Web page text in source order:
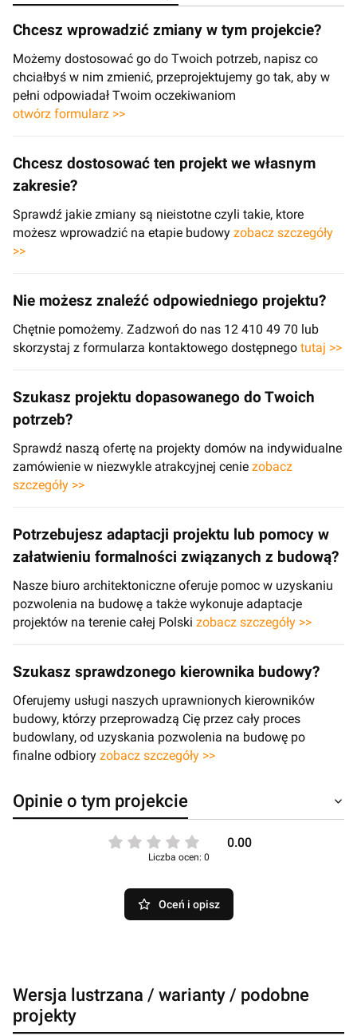
Chcesz wprowadzić zmiany w tym projekcie?
Możemy dostosować go do Twoich potrzeb, napisz co
chciałbyś w nim zmienić, przeprojektujemy go tak, aby w
pełni odpowiadał Twoim oczekiwaniom
otwórz formularz >>
Chcesz dostosować ten projekt we własnym
zakresie?
Sprawdź jakie zmiany są nieistotne czyli takie, ktore
możesz wprowadzić na etapie budowy zobacz szczegóły
>>
Nie możesz znaleźć odpowiedniego projektu?
Chętnie pomożemy. Zadzwoń do nas 12 410 49 70 lub
skorzystaj z formularza kontaktowego dostępnego tutaj >>
Szukasz projektu dopasowanego do Twoich
potrzeb?
Sprawdź naszą ofertę na projekty domów na indywidualne
zamówienie w niezwykle atrakcyjnej cenie zobacz
szczegóły >>
Potrzebujesz adaptacji projektu lub pomocy w
załatwieniu formalności związanych z budową?
Nasze biuro architektoniczne oferuje pomoc w uzyskaniu
pozwolenia na budowę a także wykonuje adaptacje
projektów na terenie całej Polski zobacz szczegóły >>
Szukasz sprawdzonego kierownika budowy?
Oferujemy usługi naszych uprawnionych kierowników
budowy, którzy przeprowadzą Cię przez cały proces
budowlany, od uzyskania pozwolenia na budowę po
finalne odbiory zobacz szczegóły >>
Opinie o tym projekcie
0.00
Liczba ocen: 0
Oceń i opisz
Wersja lustrzana / warianty / podobne
projekty